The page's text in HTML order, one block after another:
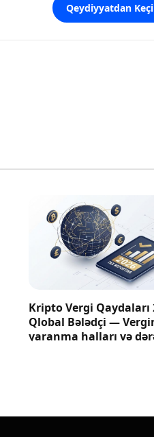
Qeydiyyatdan
Kripto Vergi Qaydaları
Qlobal Bələdçi —
yaranma halları və